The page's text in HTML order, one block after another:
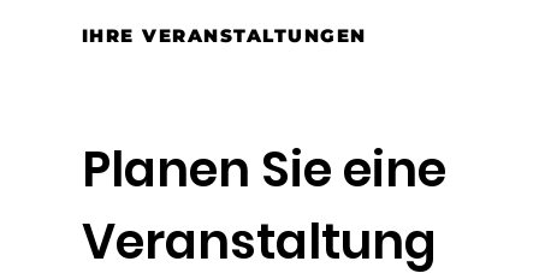
IHRE VERANSTALTUNGEN
Planen Sie eine
Veranstaltung